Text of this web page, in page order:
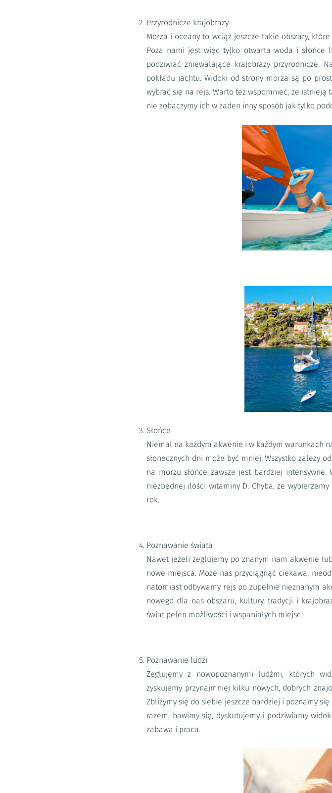
Przyrodnicze krajobrazy
Morza i oceany to wciąż jeszcze takie obszary,
Poza nami jest więc tylko otwarta woda i słońce
podziwiać zniewalające krajobrazy przyrodnicze.
pokładu jachtu. Widoki od strony morza są po
wybrać się na rejs. Warto też wspomnieć, że
nie zobaczymy ich w żaden inny sposób jak tylko
Słońce
Niemal na każdym akwenie i w każdym warunkach
słonecznych dni może być mniej. Wszystko zależy
na morzu słońce zawsze jest bardziej
niezbędnej ilości witaminy D. Chyba, że
rok.
Poznawanie świata
Nawet jeżeli żeglujemy po znanym nam akwenie
nowe miejsca. Może nas przyciągnąć ciekawa,
natomiast odbywamy rejs po zupełnie nieznanym
nowego dla nas obszaru, kultury, tradycji i
świat pełen możliwości i wspaniałych miejsc.
Poznawanie ludzi
Żeglujemy z nowopoznanymi ludźmi, których
zyskujemy przynajmniej kilku nowych, dobrych
Zbliżymy się do siebie jeszcze bardziej i poznamy
razem, bawimy się, dyskutujemy i podziwiamy
zabawa i praca.